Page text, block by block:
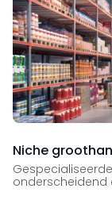
Niche
onderscheidend